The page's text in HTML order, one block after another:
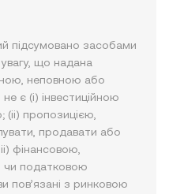
підсумовано засобами
увагу, що надана
неповною або
є (i) інвестиційною
пропозицією,
продавати або
фінансовою,
чи податковою
пов’язані з ринковою